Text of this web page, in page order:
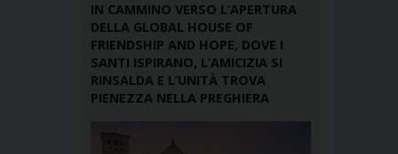
IN CAMMINO VERSO L’APERTURA
DELLA GLOBAL HOUSE OF
FRIENDSHIP AND HOPE, DOVE I
SANTI ISPIRANO, L’AMICIZIA SI
RINSALDA E L’UNITÀ TROVA
PIENEZZA NELLA PREGHIERA